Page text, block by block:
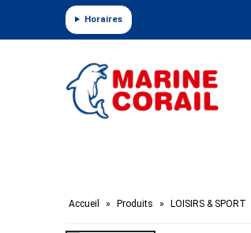
Horaires
Accueil » Produits » LOISIRS & SPORT
Panneau de gestion des cookies